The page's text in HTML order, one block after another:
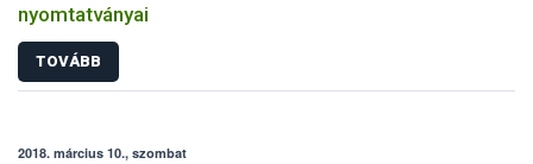
nyomtatványai
TOVÁBB
2018. március 10., szombat